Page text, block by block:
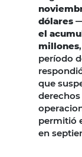
dólares
el
millones
período
que
permitió
en